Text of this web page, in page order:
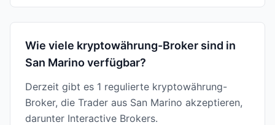
Wie viele kryptowährung-Broker sind in
San Marino verfügbar?
Derzeit gibt es 1 regulierte kryptowährung-
Broker, die Trader aus San Marino akzeptieren,
darunter Interactive Brokers.